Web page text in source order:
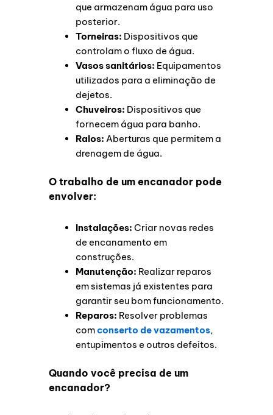
que armazenam água para uso
posterior.
Torneiras: Dispositivos que
controlam o fluxo de água.
Vasos sanitários: Equipamentos
utilizados para a eliminação de
dejetos.
Chuveiros: Dispositivos que
fornecem água para banho.
Ralos: Aberturas que permitem a
drenagem de água.
O trabalho de um encanador pode
envolver:
Instalações: Criar novas redes
de encanamento em
construções.
Manutenção: Realizar reparos
em sistemas já existentes para
garantir seu bom funcionamento.
Reparos: Resolver problemas
comconserto de vazamentos,
entupimentos e outros defeitos.
Quando você precisa de um
encanador?